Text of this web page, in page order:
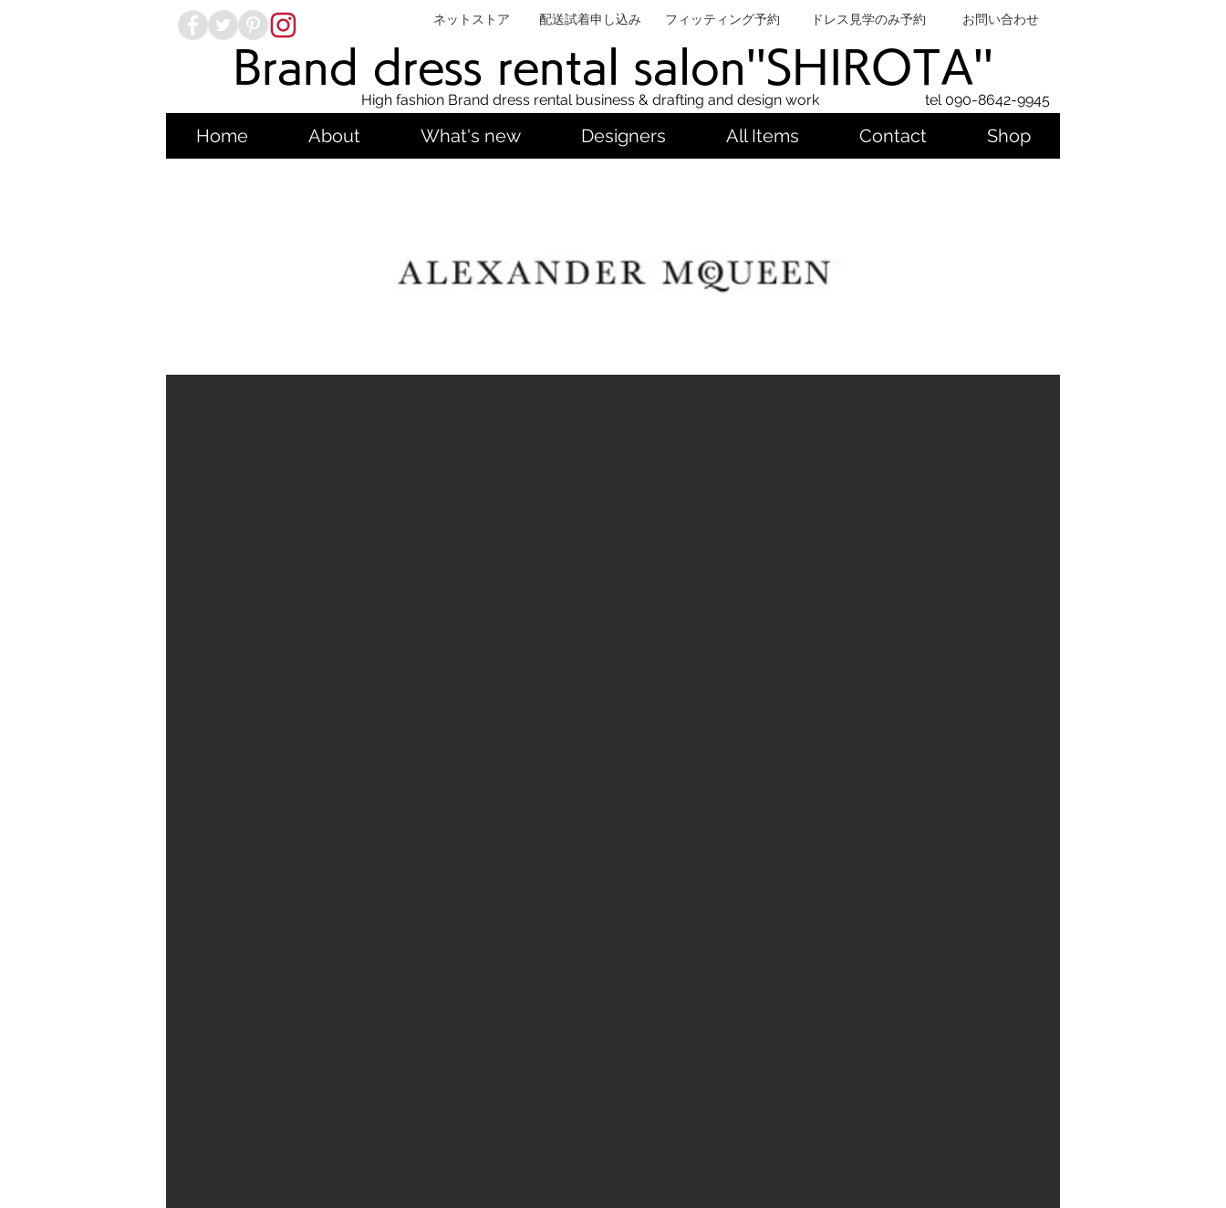
ネットストア 配送試着申し込み フィッティング予約 ドレス見学のみ予約 お問い合わせ
Brand dress rental salon''SHIROTA''
High fashion Brand dress rental business & drafting and design work tel 090-8642-9945
Home About What's new Designers All Items Contact Shop